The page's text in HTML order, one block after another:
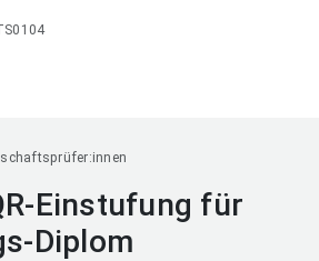
Einstufung für
Diplom